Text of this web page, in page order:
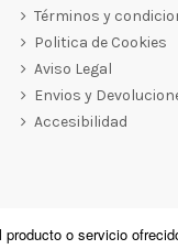
Términos y
Politica de Cookies
Aviso Legal
Envios y
Accesibilidad
o servicio